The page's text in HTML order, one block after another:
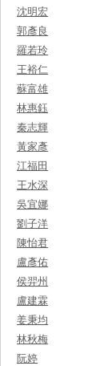
沈明宏
郭彥良
羅若玲
王裕仁
蘇富雄
林惠鈺
秦志輝
黃家彥
江福田
王水深
吳宜娜
劉子洋
陳怡君
盧彥佑
侯羿州
盧建霖
姜秉均
林秋梅
阮婷